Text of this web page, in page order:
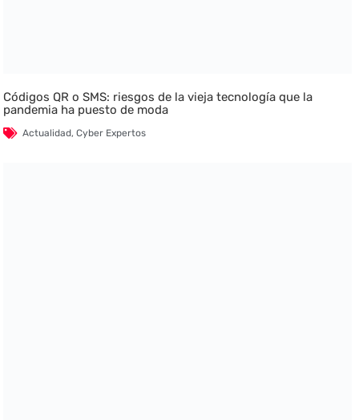
Códigos QR o SMS: riesgos de la vieja tecnología que la
pandemia ha puesto de moda
Actualidad,Cyber Expertos